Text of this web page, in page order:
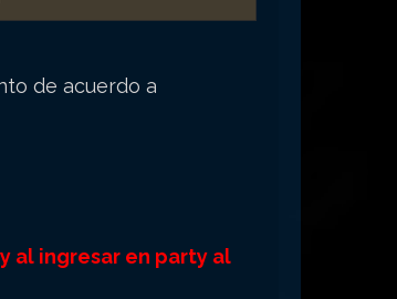
de acuerdo a
al ingresar en party al